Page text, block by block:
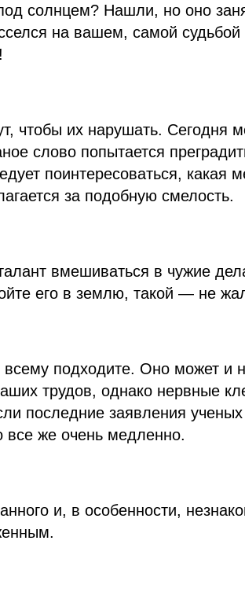
солнцем? Нашли, но оно
на вашем, самой
чтобы их нарушать. Сегодня
слово попытается
поинтересоваться, какая
за подобную смелость.
вмешиваться в чужие
его в землю, такой — не
подходите. Оно может и
трудов, однако нервные
последние заявления
все же очень медленно.
и, в особенности,